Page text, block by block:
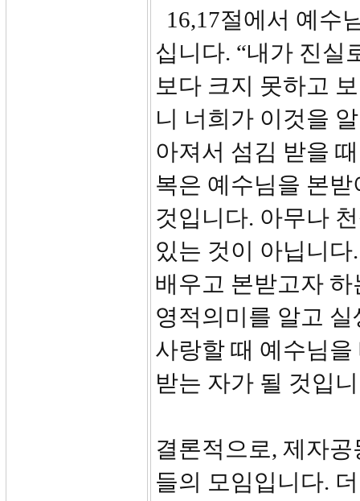
16,17절에서 예수
십니다. “내가 진실
보다 크지 못하고
니 너희가 이것을
아져서 섬김 받을
복은 예수님을 본
것입니다. 아무나
있는 것이 아닙니
배우고 본받고자
영적의미를 알고
사랑할 때 예수님
받는 자가 될 것입
결론적으로, 제자
들의 모임입니다.